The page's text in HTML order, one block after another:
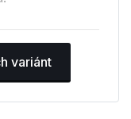
variánt